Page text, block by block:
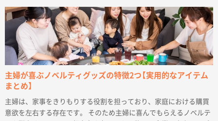
主婦が喜ぶノベルティグッズの特徴2つ【実用的なアイテム
まとめ】
主婦は、家事をきりもりする役割を担っており、家庭における購買
意欲を左右する存在です。 そのため主婦に喜んでもらえるノベルテ